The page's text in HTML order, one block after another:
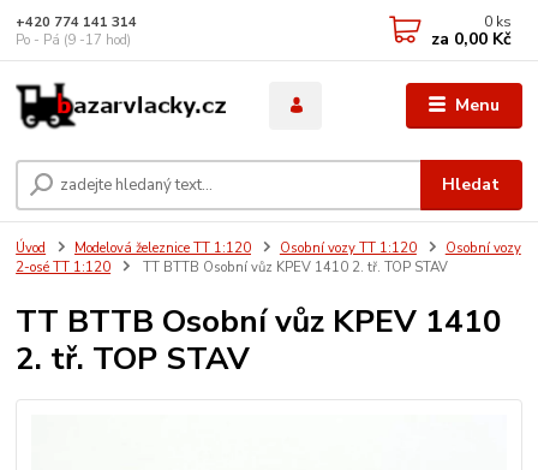
Menu
Hledat
+420 774 141 314
Po - Pá (9 -17 hod)
0 ks
za 0,00 Kč
Úvod Modelová železnice TT 1:120 Osobní vozy TT 1:120
Osobní vozy
2-osé TT 1:120
TT BTTB Osobní vůz KPEV 1410 2. tř. TOP STAV
TT BTTB Osobní vůz KPEV 1410
2. tř. TOP STAV